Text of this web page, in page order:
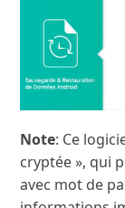
Note: Ce
cryptée », qui
avec mot de